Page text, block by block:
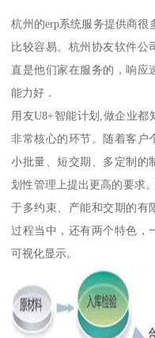
杭州的erp系统服务提供商很
比较容易。杭州协友软件公
直是他们家在服务的，响应
能力好．
用友U8+智能计划,做企业都
非常核心的环节。随着客户
小批量、短交期、多定制的
划性管理上提出更高的要求
于多约束、产能和交期的有
过程当中，还有两个特色，
可视化显示。